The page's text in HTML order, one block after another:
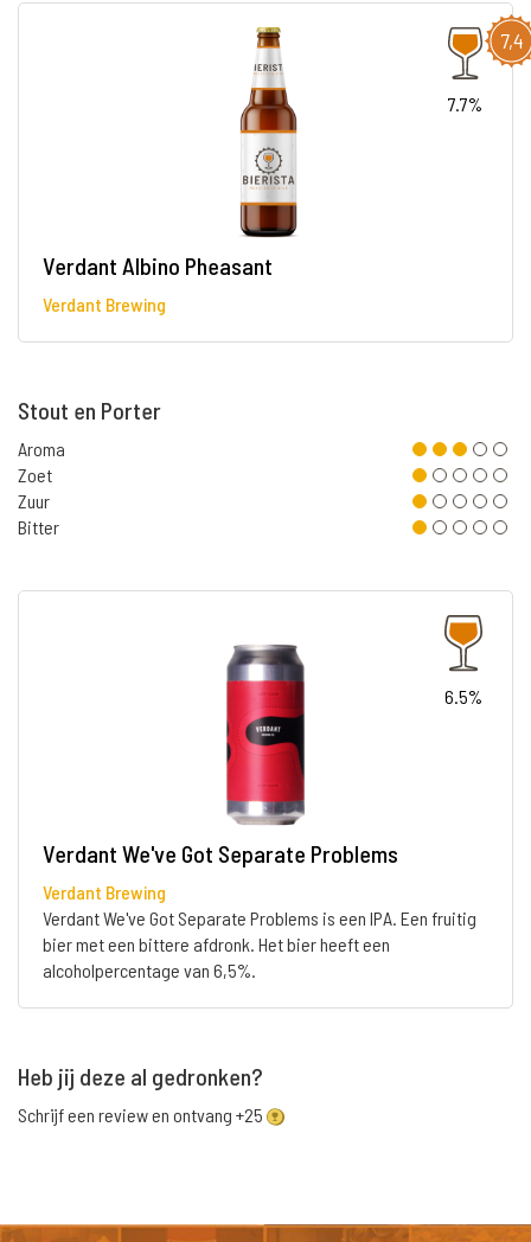
7,4
7.7%
Verdant Albino Pheasant
Verdant Brewing
Stout en Porter
Aroma
Zoet
Zuur
Bitter
6.5%
Verdant We've Got Separate Problems
Verdant Brewing
Verdant We've Got Separate Problems is een IPA. Een fruitig
bier met een bittere afdronk. Het bier heeft een
alcoholpercentage van 6,5%.
Heb jij deze al gedronken?
Schrijf een review en ontvang +25